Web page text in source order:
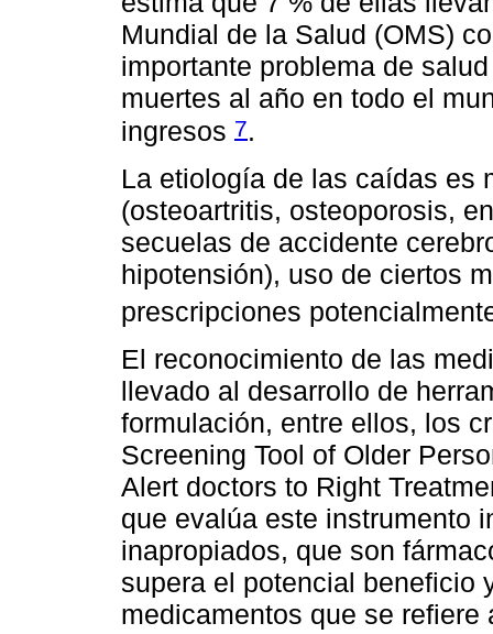
Mundial de la Salud (OMS)
importante problema de
muertes al año en todo el
ingresos 7.
La etiología de las caídas es
(osteoartritis, osteoporosis,
secuelas de accidente
hipotensión), uso de ciertos
prescripciones
El reconocimiento de las
llevado al desarrollo de
formulación, entre ellos, los
Screening Tool of Older
Alert doctors to Right
que evalúa este instrumento
inapropiados, que son
supera el potencial beneficio
medicamentos que se